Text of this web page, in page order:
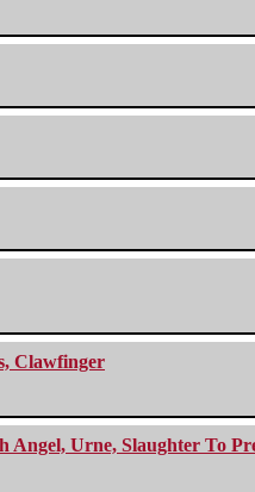
Clawfinger
Angel, Urne, Slaughter To